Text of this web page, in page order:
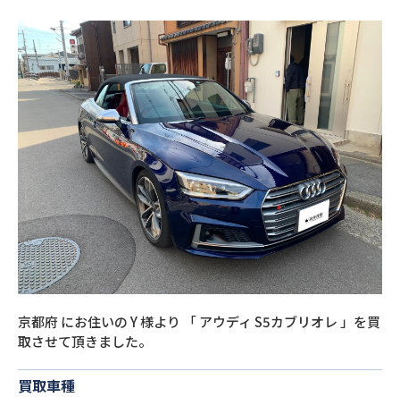
閉じる
京都府 にお住いのY様より 「アウディ S5カブリオレ 」を買
取させて頂きました。
買取車種